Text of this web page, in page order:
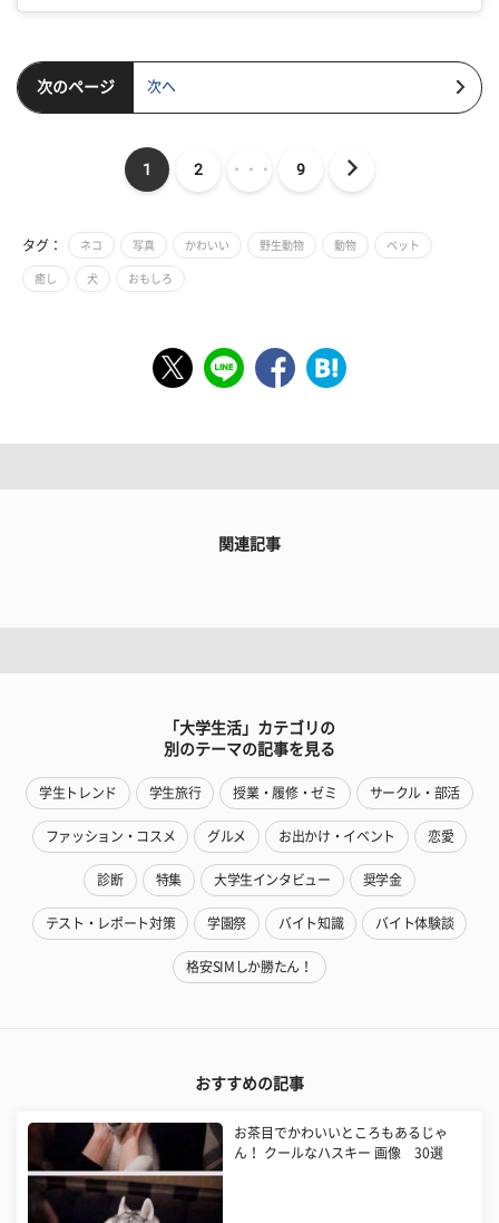
次のページ 次へ
1 2 ・・・ 9
タグ： ネコ 写真 かわいい 野生動物 動物 ペット
癒し 犬 おもしろ
関連記事
「大学生活」カテゴリの
別のテーマの記事を見る
学生トレンド 学生旅行 授業・履修・ゼミ サークル・部活
ファッション・コスメ グルメ お出かけ・イベント 恋愛
診断 特集 大学生インタビュー 奨学金
テスト・レポート対策 学園祭 バイト知識 バイト体験談
格安SIMしか勝たん！
おすすめの記事
お茶目でかわいいところもあるじゃ
ん！ クールなハスキー 画像 30選